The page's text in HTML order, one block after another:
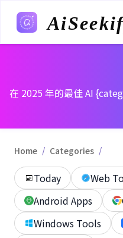
在 2025 年的最佳 AI
Home / Categories /
Today Web
Android Apps
Windows Tools